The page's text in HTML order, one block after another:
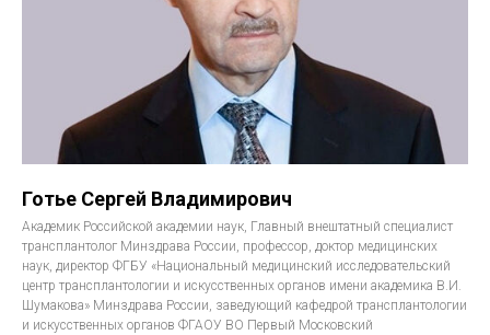
Готье Сергей Владимирович
Академик Российской академии наук, Главный внештатный специалист
трансплантолог Минздрава России, профессор, доктор медицинских
наук, директор ФГБУ «Национальный медицинский исследовательский
центр трансплантологии и искусственных органов имени академика В.И.
Шумакова» Минздрава России, заведующий кафедрой трансплантологии
и искусственных органов ФГАОУ ВО Первый Московский